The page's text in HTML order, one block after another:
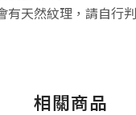
有天然紋理，請自行
相關商品